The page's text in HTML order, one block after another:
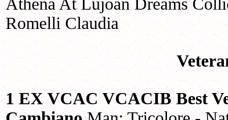
Romelli Claudia
1 EX VCAC VCACIB Best